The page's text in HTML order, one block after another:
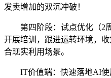
发卖增加的双沉冲破！
第四阶段：试点优化（2周
开展培训，跟进运转环境，
合现实利用场景。
IT价值端：快速落地AI使